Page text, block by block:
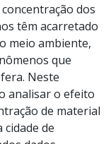
dos
têm acarretado
meio ambiente,
que
Neste
analisar o efeito
de material
cidade de